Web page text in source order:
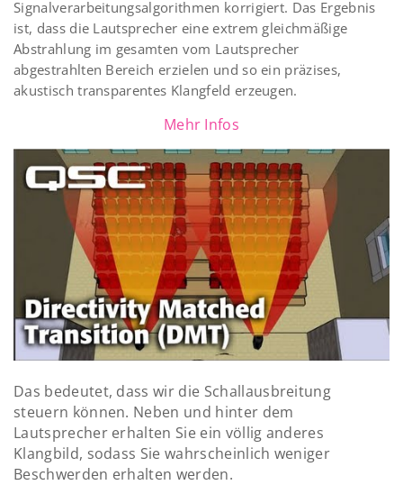
Signalverarbeitungsalgorithmen korrigiert. Das Ergebnis
ist, dass die Lautsprecher eine extrem gleichmäßige
Abstrahlung im gesamten vom Lautsprecher
abgestrahlten Bereich erzielen und so ein präzises,
akustisch transparentes Klangfeld erzeugen.
Mehr Infos
Das bedeutet, dass wir die Schallausbreitung
steuern können. Neben und hinter dem
Lautsprecher erhalten Sie ein völlig anderes
Klangbild, sodass Sie wahrscheinlich weniger
Beschwerden erhalten werden.